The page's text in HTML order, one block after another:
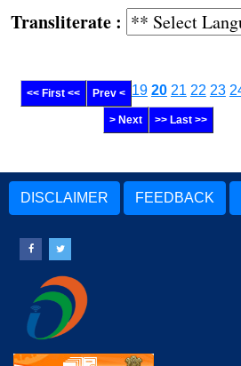
:
<< First << Prev < 19 20 21 22 23
> Next >> Last >>
DISCLAIMER FEEDBACK